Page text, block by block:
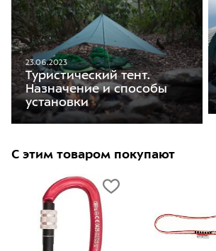
23.06.2023
Туристический тент.
Назначение и способы
установки
С этим товаром покупают